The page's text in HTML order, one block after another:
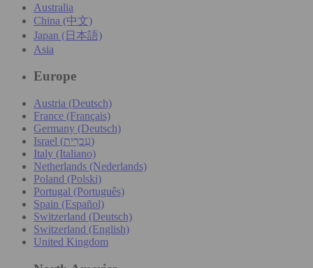
Australia
China (中文)
Japan (日本語)
Asia
Europe
Austria (Deutsch)
France (Français)
Germany (Deutsch)
Israel (עִברִית)
Italy (Italiano)
Netherlands (Nederlands)
Poland (Polski)
Portugal (Português)
Spain (Español)
Switzerland (Deutsch)
Switzerland (English)
United Kingdom